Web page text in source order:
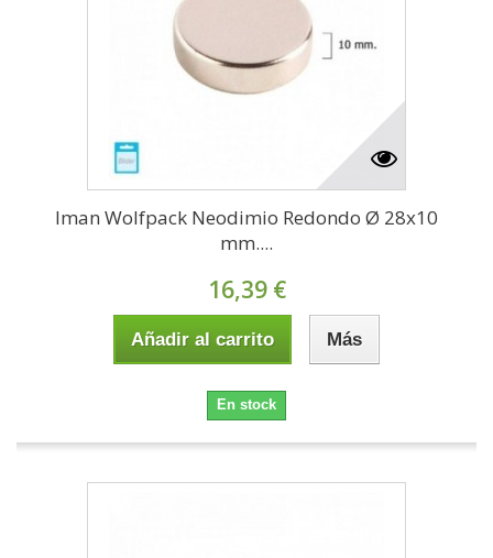
Iman Wolfpack Neodimio Redondo Ø 28x10
mm....
16,39 €
Añadir al carrito Más
En stock